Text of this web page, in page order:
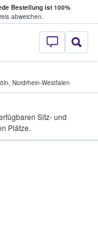
Bestellung ist 100%
abweichen.
- Wo
, Nordrhein-Westfalen
Sitz- und
Plätze.